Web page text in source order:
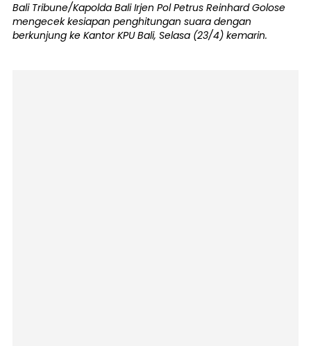
Bali Tribune/Kapolda Bali Irjen Pol Petrus Reinhard Golose
mengecek kesiapan penghitungan suara dengan
berkunjung ke Kantor KPU Bali, Selasa (23/4) kemarin.